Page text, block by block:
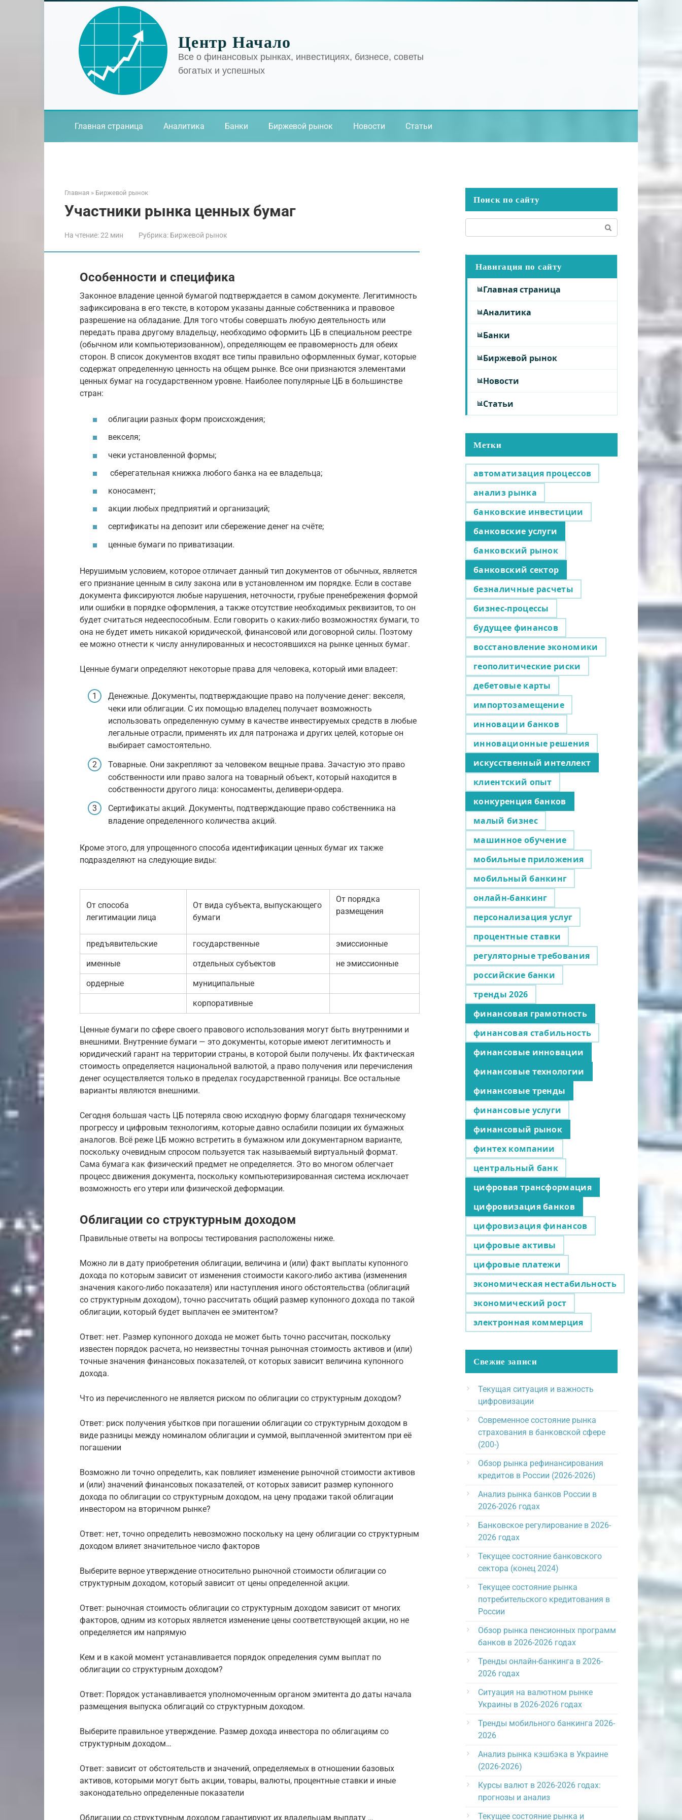
Центр Начало
Все о финансовых рынках, инвестициях, бизнесе, советы
богатых и успешных
Главная страница Аналитика Банки Биржевой рынок Новости Статьи
Главная » Биржевой рынок
Участники рынка ценных бумаг
На чтение:22 мин Рубрика: Биржевой рынок
Особенности и специфика
Законное владение ценной бумагой подтверждается в самом документе. Легитимность
зафиксирована в его тексте, в котором указаны данные собственника и правовое
разрешение на обладание. Для того чтобы совершать любую деятельность или
передать права другому владельцу, необходимо оформить ЦБ в специальном реестре
(обычном или компьютеризованном), определяющем ее правомерность для обеих
сторон. В список документов входят все типы правильно оформленных бумаг, которые
содержат определенную ценность на общем рынке. Все они признаются элементами
ценных бумаг на государственном уровне. Наиболее популярные ЦБ в большинстве
стран:
облигации разных форм происхождения;
векселя;
чеки установленной формы;
сберегательная книжка любого банка на ее владельца;
коносамент;
акции любых предприятий и организаций;
сертификаты на депозит или сбережение денег на счёте;
ценные бумаги по приватизации.
Нерушимым условием, которое отличает данный тип документов от обычных, является
его признание ценным в силу закона или в установленном им порядке. Если в составе
документа фиксируются любые нарушения, неточности, грубые пренебрежения формой
или ошибки в порядке оформления, а также отсутствие необходимых реквизитов, то он
будет считаться недееспособным. Если говорить о каких-либо возможностях бумаги, то
она не будет иметь никакой юридической, финансовой или договорной силы. Поэтому
ее можно отнести к числу аннулированных и несостоявшихся на рынке ценных бумаг.
Ценные бумаги определяют некоторые права для человека, который ими владеет:
Денежные. Документы, подтверждающие право на получение денег: векселя,
чеки или облигации. С их помощью владелец получает возможность
использовать определенную сумму в качестве инвестируемых средств в любые
легальные отрасли, применять их для патронажа и других целей, которые он
выбирает самостоятельно.
Товарные. Они закрепляют за человеком вещные права. Зачастую это право
собственности или право залога на товарный объект, который находится в
собственности другого лица: коносаменты, деливери-ордера.
Сертификаты акций. Документы, подтверждающие право собственника на
владение определенного количества акций.
Кроме этого, для упрощенного способа идентификации ценных бумаг их также
подразделяют на следующие виды:
От способа
легитимации лица
От вида субъекта, выпускающего
бумаги
От порядка
размещения
предъявительские государственные эмиссионные
именные отдельных субъектов не эмиссионные
ордерные муниципальные
корпоративные
Ценные бумаги по сфере своего правового использования могут быть внутренними и
внешними. Внутренние бумаги — это документы, которые имеют легитимность и
юридический гарант на территории страны, в которой были получены. Их фактическая
стоимость определяется национальной валютой, а право получения или перечисления
денег осуществляется только в пределах государственной границы. Все остальные
варианты являются внешними.
Сегодня большая часть ЦБ потеряла свою исходную форму благодаря техническому
прогрессу и цифровым технологиям, которые давно ослабили позиции их бумажных
аналогов. Всё реже ЦБ можно встретить в бумажном или документарном варианте,
поскольку очевидным спросом пользуется так называемый виртуальный формат.
Сама бумага как физический предмет не определяется. Это во многом облегчает
процесс движения документа, поскольку компьютеризированная система исключает
возможность его утери или физической деформации.
Облигации со структурным доходом
Правильные ответы на вопросы тестирования расположены ниже.
Можно ли в дату приобретения облигации, величина и (или) факт выплаты купонного
дохода по которым зависит от изменения стоимости какого-либо актива (изменения
значения какого-либо показателя) или наступления иного обстоятельства (облигаций
со структурным доходом), точно рассчитать общий размер купонного дохода по такой
облигации, который будет выплачен ее эмитентом?
Ответ: нет. Размер купонного дохода не может быть точно рассчитан, поскольку
известен порядок расчета, но неизвестны точная рыночная стоимость активов и (или)
точные значения финансовых показателей, от которых зависит величина купонного
дохода.
Что из перечисленного не является риском по облигации со структурным доходом?
Ответ: риск получения убытков при погашении облигации со структурным доходом в
виде разницы между номиналом облигации и суммой, выплаченной эмитентом при её
погашении
Возможно ли точно определить, как повлияет изменение рыночной стоимости активов
и (или) значений финансовых показателей, от которых зависит размер купонного
дохода по облигации со структурным доходом, на цену продажи такой облигации
инвестором на вторичном рынке?
Ответ: нет, точно определить невозможно поскольку на цену облигации со структурным
доходом влияет значительное число факторов
Выберите верное утверждение относительно рыночной стоимости облигации со
структурным доходом, который зависит от цены определенной акции.
Ответ: рыночная стоимость облигации со структурным доходом зависит от многих
факторов, одним из которых является изменение цены соответствующей акции, но не
определяется им напрямую
Кем и в какой момент устанавливается порядок определения сумм выплат по
облигации со структурным доходом?
Ответ: Порядок устанавливается уполномоченным органом эмитента до даты начала
размещения выпуска облигаций со структурным доходом.
Выберите правильное утверждение. Размер дохода инвестора по облигациям со
структурным доходом…
Ответ: зависит от обстоятельств и значений, определяемых в отношении базовых
активов, которыми могут быть акции, товары, валюты, процентные ставки и иные
законодательно определенные показатели
Облигации со структурным доходом гарантируют их владельцам выплату …
Поиск по сайту
Навигация по сайту
Главная страница
Аналитика
Банки
Биржевой рынок
Новости
Статьи
Метки
автоматизация процессов
анализ рынка
банковские инвестиции
банковские услуги
банковский рынок
банковский сектор
безналичные расчеты
бизнес-процессы
будущее финансов
восстановление экономики
геополитические риски
дебетовые карты
импортозамещение
инновации банков
инновационные решения
искусственный интеллект
клиентский опыт
конкуренция банков
малый бизнес
машинное обучение
мобильные приложения
мобильный банкинг
онлайн-банкинг
персонализация услуг
процентные ставки
регуляторные требования
российские банки
тренды 2026
финансовая грамотность
финансовая стабильность
финансовые инновации
финансовые технологии
финансовые тренды
финансовые услуги
финансовый рынок
финтех компании
центральный банк
цифровая трансформация
цифровизация банков
цифровизация финансов
цифровые активы
цифровые платежи
экономическая нестабильность
экономический рост
электронная коммерция
Свежие записи
Текущая ситуация и важность
цифровизации
Современное состояние рынка
страхования в банковской сфере
(200-)
Обзор рынка рефинансирования
кредитов в России (2026-2026)
Анализ рынка банков России в
2026-2026 годах
Банковское регулирование в 2026-
2026 годах
Текущее состояние банковского
сектора (конец 2024)
Текущее состояние рынка
потребительского кредитования в
России
Обзор рынка пенсионных программ
банков в 2026-2026 годах
Тренды онлайн-банкинга в 2026-
2026 годах
Ситуация на валютном рынке
Украины в 2026-2026 годах
Тренды мобильного банкинга 2026-
2026
Анализ рынка кэшбэка в Украине
(2026-2026)
Курсы валют в 2026-2026 годах:
прогнозы и анализ
Текущее состояние рынка и